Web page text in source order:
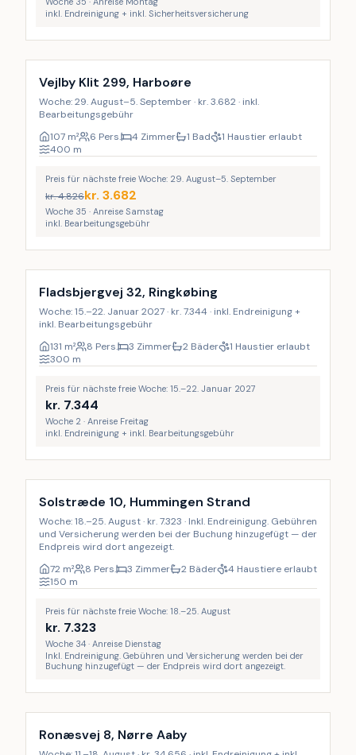
inkl. Endreinigung + inkl. Sicherheitsversicherung
LAST MINUTE
Vejlby Klit 299, Harboøre
Woche: 29. August–5. September · kr. 3.682 · inkl.
Bearbeitungsgebühr
107 m² 6 Pers. 4 Zimmer 1 Bad
1 Haustier erlaubt
400 m
Preis für nächste freie Woche: 29. August–5. September
kr.4.826kr. 3.682
Woche 35 · Anreise Samstag
inkl. Bearbeitungsgebühr
Inkl. Endreinigung
Fladsbjergvej 32, Ringkøbing
Woche: 15.–22. Januar 2027 · kr. 7.344 · inkl. Endreinigung +
inkl. Bearbeitungsgebühr
131 m² 8 Pers. 3 Zimmer 2 Bäder
1 Haustier erlaubt
300 m
Preis für nächste freie Woche: 15.–22. Januar 2027
kr. 7.344
Woche 2 · Anreise Freitag
inkl. Endreinigung + inkl. Bearbeitungsgebühr
Inkl. Endreinigung
Solstræde 10, Hummingen Strand
Woche: 18.–25. August · kr. 7.323 · Inkl. Endreinigung. Gebühren
und Versicherung werden bei der Buchung hinzugefügt — der
Endpreis wird dort angezeigt.
72 m² 8 Pers. 3 Zimmer 2 Bäder
4 Haustiere erlaubt
150 m
Preis für nächste freie Woche: 18.–25. August
kr. 7.323
Woche 34 · Anreise Dienstag
Inkl. Endreinigung. Gebühren und Versicherung werden bei der
Buchung hinzugefügt — der Endpreis wird dort angezeigt.
LAST MINUTE
Inkl. Endreinigung
Ronæsvej 8, Nørre Aaby